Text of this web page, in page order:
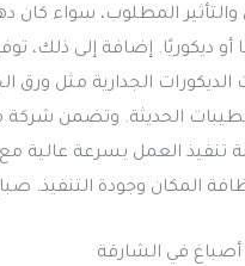
المطلوب، سواء كان دهانًا
إضافة إلى ذلك، توفر
الجدارية مثل ورق
الحديثة. وتضمن شركة
العمل بسرعة عالية مع
المكان وجودة التنفيذ. صباغ
في الشارقة